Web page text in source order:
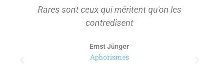
Rares sont ceux qui méritent qu'on les
contredisent
Ernst Jünger
Aphorismes